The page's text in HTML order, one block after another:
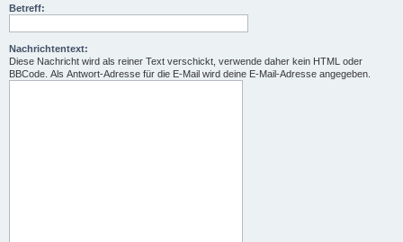
Betreff:
Nachrichtentext:
Diese Nachricht wird als reiner Text verschickt, verwende daher kein HTML oder
BBCode. Als Antwort-Adresse für die E-Mail wird deine E-Mail-Adresse angegeben.